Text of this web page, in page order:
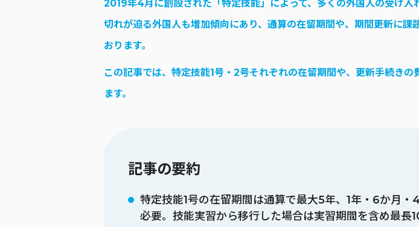
2019年4月に創設された「特定技能」によって、多くの外国人の受け入
切れが迫る外国人も増加傾向にあり、通算の在留期間や、期間更新に課
おります。
この記事では、特定技能1号・2号それぞれの在留期間や、更新手続きの
ます。
記事の要約
特定技能1号の在留期間は通算で最大5年、1年・6か月・
必要。技能実習から移行した場合は実習期間を含め最長